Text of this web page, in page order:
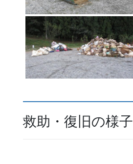
救助・復旧の様子